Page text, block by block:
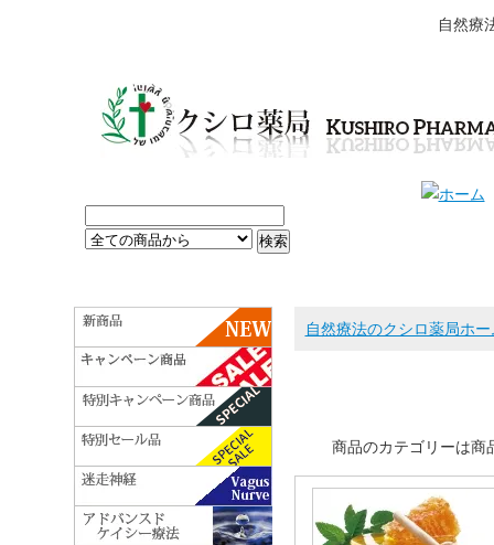
自然療
自然療法のクシロ薬局ホー
商品のカテゴリーは商